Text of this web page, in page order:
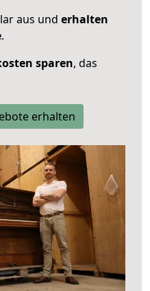
aus und erhalten
.
sparen, das
erhalten